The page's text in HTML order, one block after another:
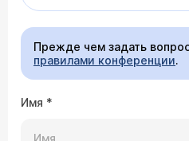
Прежде чем задать
правилами конференции.
Имя *